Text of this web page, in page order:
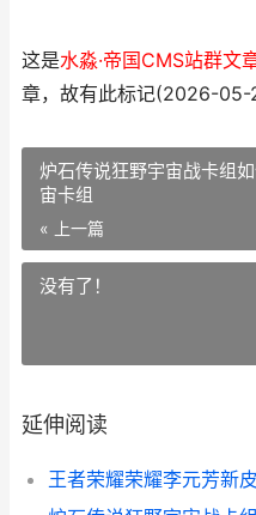
这是水淼·帝国CMS站群文
章，故有此标记(2026-05-
炉石传说狂野宇宙战卡组
宙卡组
« 上一篇
没有了！
延伸阅读